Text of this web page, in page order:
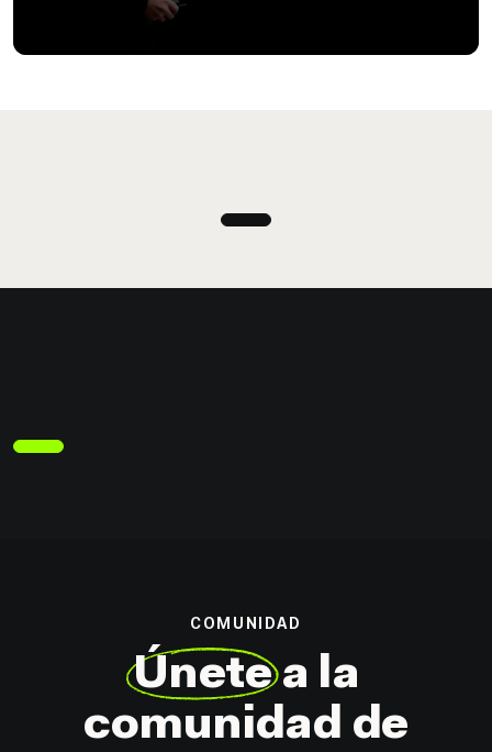
COMUNIDAD
Únetea la
comunidad de